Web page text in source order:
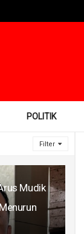
Filter
Mudik
POLITIK